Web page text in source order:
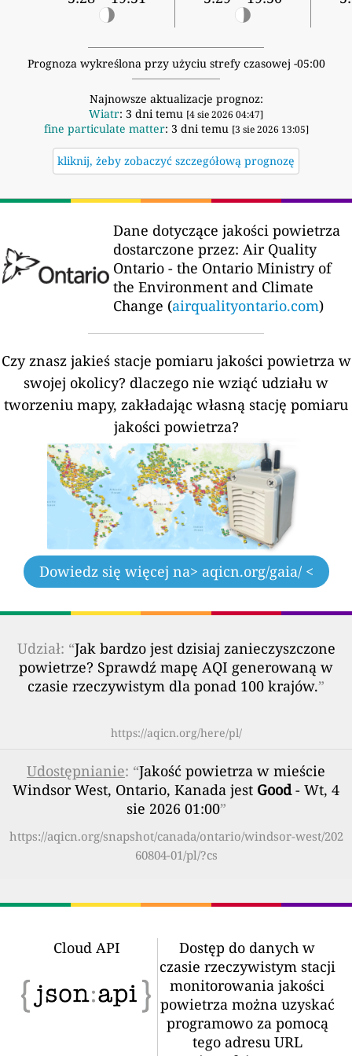
Prognoza wykreślona przy użyciu strefy czasowej -05:00
Najnowsze aktualizacje prognoz:
Wiatr: 3 dni temu [4 sie 2026 04:47]
fine particulate matter: 3 dni temu [3 sie 2026 13:05]
kliknij, żeby zobaczyć szczegółową prognozę
Dane dotyczące jakości powietrza
dostarczone przez: Air Quality
Ontario - the Ontario Ministry of
the Environment and Climate
Change (airqualityontario.com)
Czy znasz jakieś stacje pomiaru jakości powietrza w
swojej okolicy? dlaczego nie wziąć udziału w
tworzeniu mapy, zakładając własną stację pomiaru
jakości powietrza?
Dowiedz się więcej na> aqicn.org/gaia/ <
Udział: “Jak bardzo jest dzisiaj zanieczyszczone
powietrze? Sprawdź mapę AQI generowaną w
czasie rzeczywistym dla ponad 100 krajów.”
https://aqicn.org/here/pl/
Udostępnianie: “Jakość powietrza w mieście
Windsor West, Ontario, Kanada jest Good- Wt, 4
sie 2026 01:00”
https://aqicn.org/snapshot/canada/ontario/windsor-west/202
60804-01/pl/?cs
Cloud API
Dostęp do danych w
czasie rzeczywistym stacji
monitorowania jakości
powietrza można uzyskać
programowo za pomocą
tego adresu URL